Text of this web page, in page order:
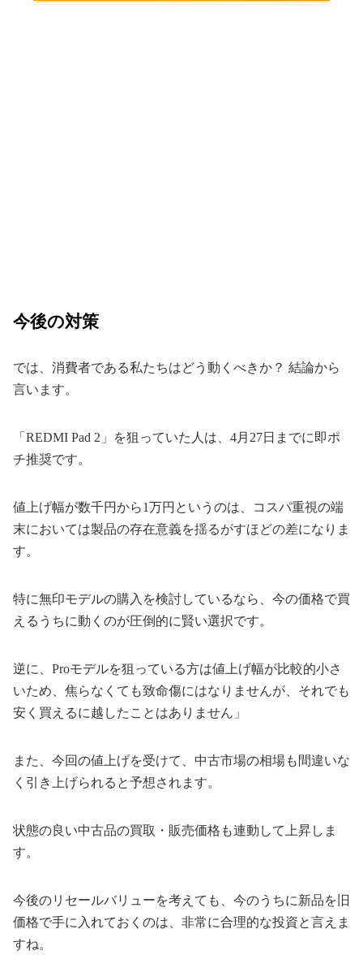
今後の対策
では、消費者である私たちはどう動くべきか？ 結論から
言います。
「REDMI Pad 2」を狙っていた人は、4月27日までに即ポ
チ推奨です。
値上げ幅が数千円から1万円というのは、コスパ重視の端
末においては製品の存在意義を揺るがすほどの差になりま
す。
特に無印モデルの購入を検討しているなら、今の価格で買
えるうちに動くのが圧倒的に賢い選択です。
逆に、Proモデルを狙っている方は値上げ幅が比較的小さ
いため、焦らなくても致命傷にはなりませんが、それでも
安く買えるに越したことはありません」
また、今回の値上げを受けて、中古市場の相場も間違いな
く引き上げられると予想されます。
状態の良い中古品の買取・販売価格も連動して上昇しま
す。
今後のリセールバリューを考えても、今のうちに新品を旧
価格で手に入れておくのは、非常に合理的な投資と言えま
すね。